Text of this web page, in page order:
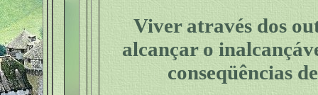
Viver através dos
alcançar o
conseqüências